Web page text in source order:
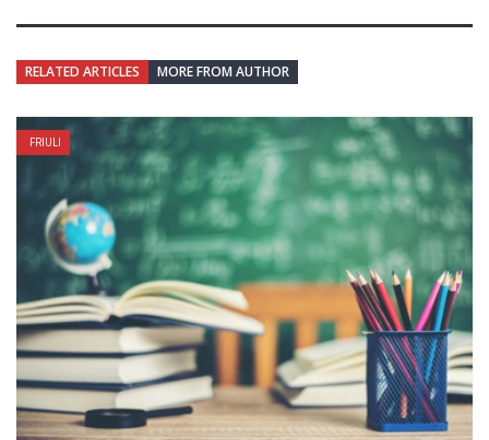
RELATED ARTICLES MORE FROM AUTHOR
FRIULI